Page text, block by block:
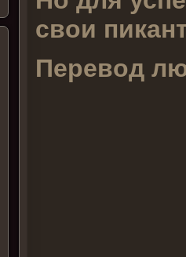
свои
Перевод